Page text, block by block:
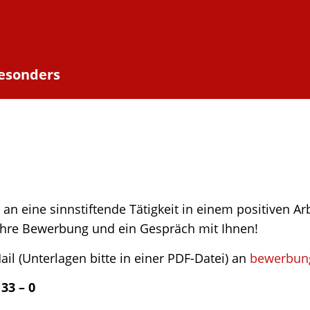
eine sinn­stif­tende Tätig­keit in einem posi­ti­ven
Bewer­bung und ein Gespräch mit Ihnen!
(Unter­la­gen bitte in einer PDF-Datei) an
– 0